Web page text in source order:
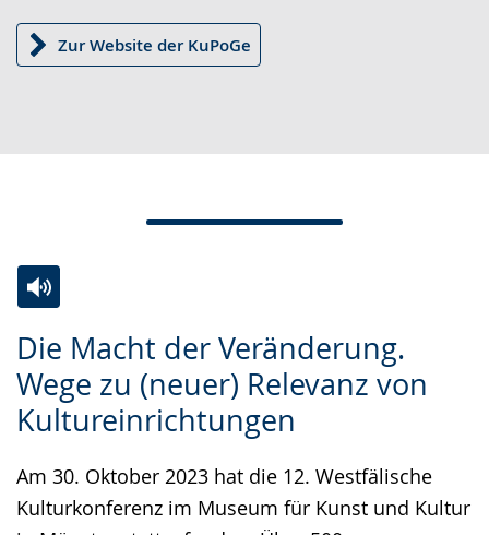
angezeigt.
Zur Website der KuPoGe
Die Macht der Veränderung.
Wege zu (neuer) Relevanz von
Kultureinrichtungen
Am 30. Oktober 2023 hat die 12. Westfälische
Kulturkonferenz im Museum für Kunst und Kultur
Leichten
Sprache
wechseln.
Audio-
Unterstützung.
Video
in
Deutscher
wird
angezeigt.